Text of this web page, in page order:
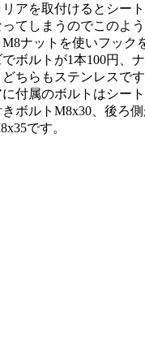
リアを取付けるとシー
てしまうのでこのよ
ナットを使いフック
ボルトが1本100円、
ちらもステンレスです
付属のボルトはシー
ボルトM8x30、後ろ
です。